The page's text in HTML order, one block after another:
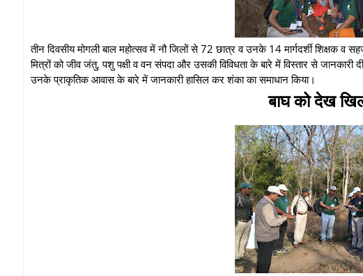
तीन दिवसीय मोगली बाल महोत्सव में नौ जिलों से 72 छात्र व उनके 14 मार्गदर्शी शिक्षक
मित्रों को जीव जंतु, पशु पक्षी व वन संपदा और उसकी विविधता के बारे में विस्तार से
उनके प्राकृतिक आवास के बारे में जानकारी हासिल कर शंका का समाधान किया।
बाघ को देख